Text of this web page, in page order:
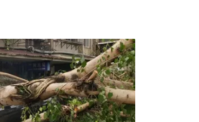
得上課無聊，撿起學校裡被風吹
當時的他不懂得去建材行買木
到學校，花兩天午休鋸下一塊被颱
。「我想做出一個可以被永久保留
摺紙，但紙一碰就髒、一弄就爛，
切削、塑形，也能將想像變成立
像中的東西，可以拿起來玩，會很